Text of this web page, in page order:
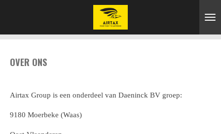
naar
hoofdinhoud
OVER ONS
Airtax Group is een onderdeel van Daeninck BV groep:
9180 Moerbeke (Waas)